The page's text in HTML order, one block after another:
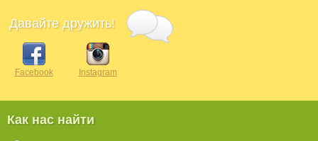
Давайте дружить!
Facebook Instagram
Как нас найти